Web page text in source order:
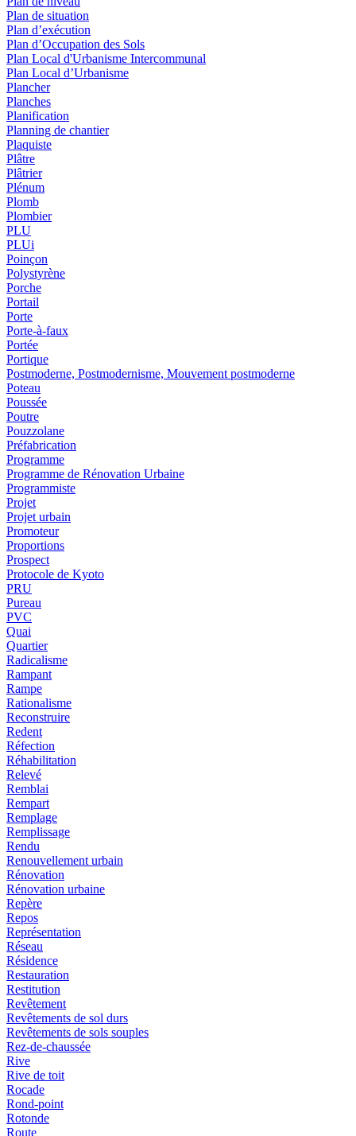
Plan de situation
Plan d’exécution
Plan d’Occupation des Sols
Plan Local d'Urbanisme Intercommunal
Plan Local d’Urbanisme
Plancher
Planches
Planification
Planning de chantier
Plaquiste
Plâtre
Plâtrier
Plénum
Plomb
Plombier
PLU
PLUi
Poinçon
Polystyrène
Porche
Portail
Porte
Porte-à-faux
Portée
Portique
Postmoderne, Postmodernisme, Mouvement postmoderne
Poteau
Poussée
Poutre
Pouzzolane
Préfabrication
Programme
Programme de Rénovation Urbaine
Programmiste
Projet
Projet urbain
Promoteur
Proportions
Prospect
Protocole de Kyoto
PRU
Pureau
PVC
Quai
Quartier
Radicalisme
Rampant
Rampe
Rationalisme
Reconstruire
Redent
Réfection
Réhabilitation
Relevé
Remblai
Rempart
Remplage
Remplissage
Rendu
Renouvellement urbain
Rénovation
Rénovation urbaine
Repère
Repos
Représentation
Réseau
Résidence
Restauration
Restitution
Revêtement
Revêtements de sol durs
Revêtements de sols souples
Rez-de-chaussée
Rive
Rive de toit
Rocade
Rond-point
Rotonde
Route